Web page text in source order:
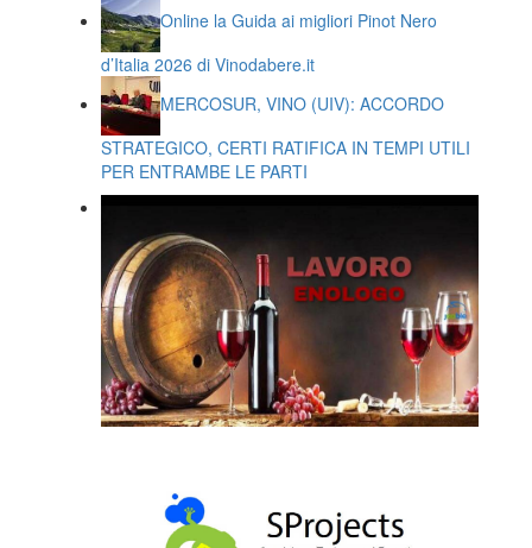
Online la Guida ai migliori Pinot Nero
d’Italia 2026 di Vinodabere.it
MERCOSUR, VINO (UIV): ACCORDO
STRATEGICO, CERTI RATIFICA IN TEMPI UTILI
PER ENTRAMBE LE PARTI